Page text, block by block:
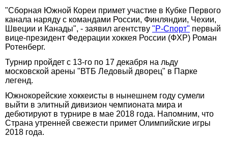
"Сборная Южной Кореи примет участие в Кубке Первого
канала наряду с командами России, Финляндии, Чехии,
Швеции и Канады", - заявил агентству "Р-Спорт" первый
вице-президент Федерации хоккея России (ФХР) Роман
Ротенберг.
Турнир пройдет с 13-го по 17 декабря на льду
московской арены "ВТБ Ледовый дворец" в Парке
легенд.
Южнокорейские хоккеисты в нынешнем году сумели
выйти в элитный дивизион чемпионата мира и
дебютируют в турнире в мае 2018 года. Напомним, что
Страна утренней свежести примет Олимпийские игры
2018 года.